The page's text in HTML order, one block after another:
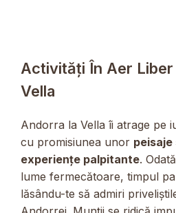
Activități În Aer
Vella
Andorra la Vella îi atrage pe
cu promisiunea unor
experiențe palpitante.
lume fermecătoare, timpul
lăsându-te să admiri